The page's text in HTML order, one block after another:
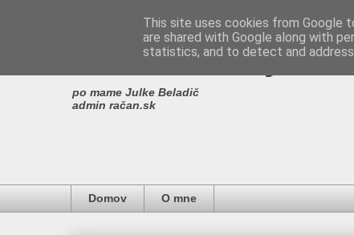
Miro Ščibrany
po mame Julke Beladič
admin račan.sk
Domov O mne
This site uses cookies from Google
are shared with Google along with
statistics, and to detect and address